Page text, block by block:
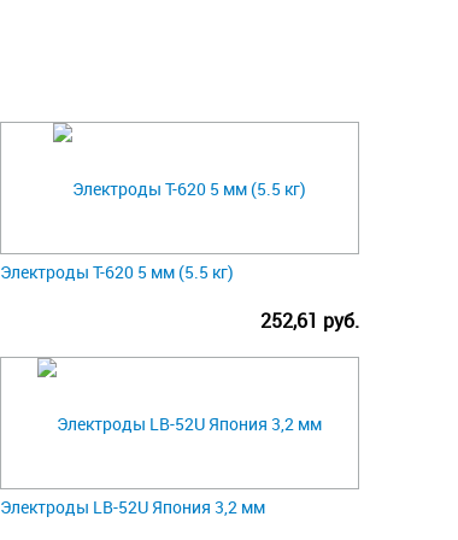
Электроды Т-620 5 мм (5.5 кг)
252,61 руб.
Электроды LB-52U Япония 3,2 мм